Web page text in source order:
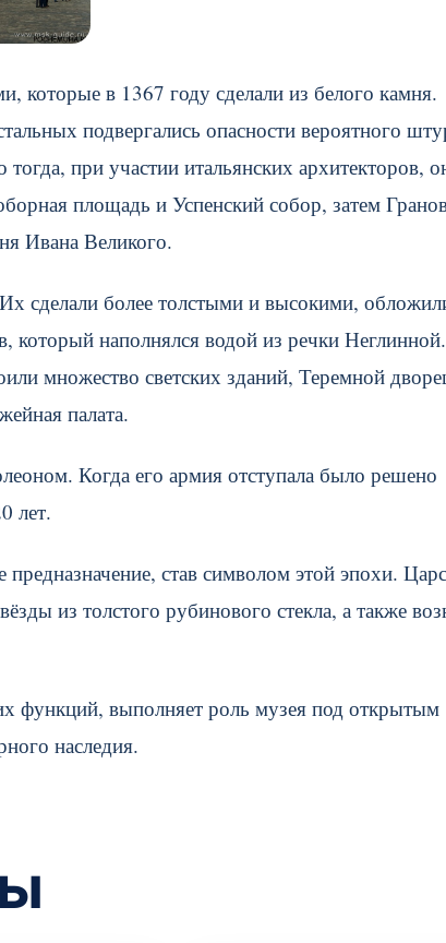
которые в 1367 году сделали из белого камня.
подвергались опасности вероятного
при участии итальянских архитекторов,
площадь и Успенский собор, затем
Ивана Великого.
сделали более толстыми и высокими,
наполнялся водой из речки
множество светских зданий, Теремной
палата.
Когда его армия отступала было решено
лет.
став символом этой эпохи.
из толстого рубинового стекла, а также
функций, выполняет роль музея под открытым
наследия.